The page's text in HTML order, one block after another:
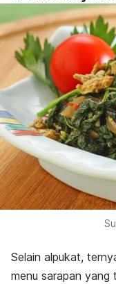
Selain alpukat,
menu sarapan yang